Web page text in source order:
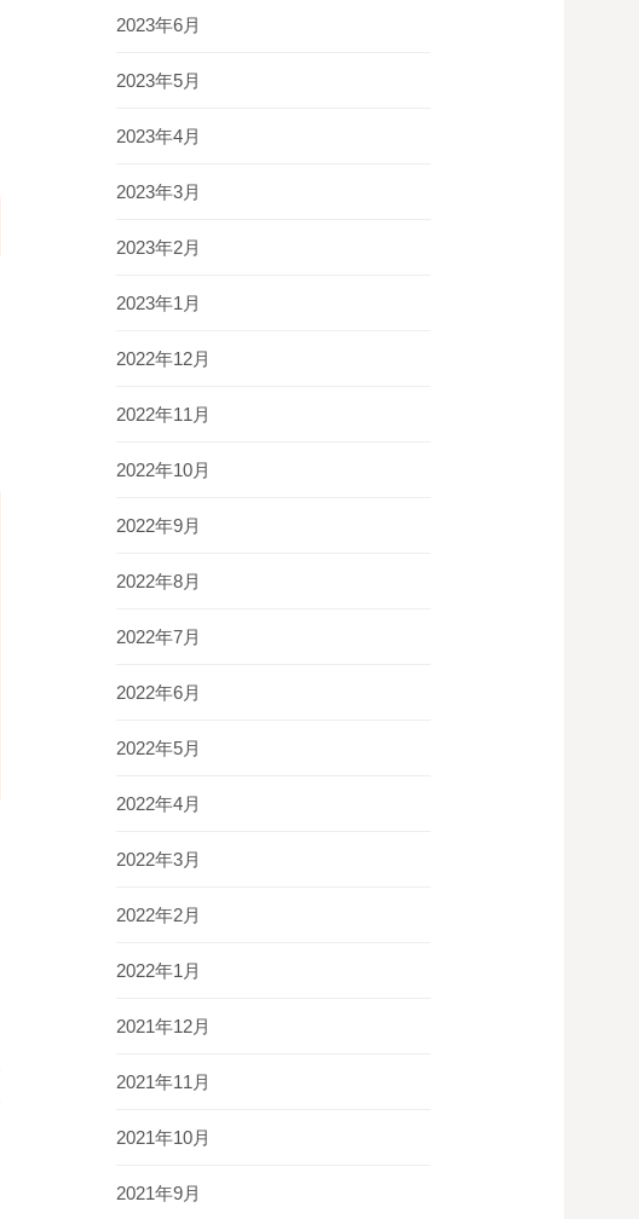
2023年6月
2023年5月
2023年4月
2023年3月
2023年2月
2023年1月
2022年12月
2022年11月
2022年10月
2022年9月
2022年8月
2022年7月
2022年6月
2022年5月
2022年4月
2022年3月
2022年2月
2022年1月
2021年12月
2021年11月
2021年10月
2021年9月